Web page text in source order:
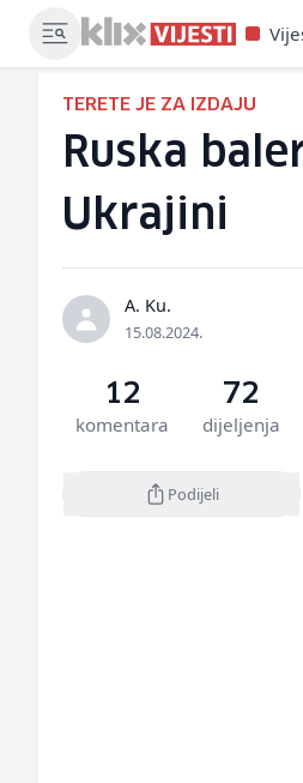
TERETE JE ZA IZDAJU
Ruska
Ukrajini
A. Ku.
15.08.2024.
12
komentara
72
dijeljenja
Podijeli